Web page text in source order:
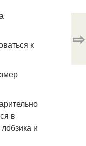
к
в
и
⇨